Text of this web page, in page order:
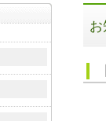
お